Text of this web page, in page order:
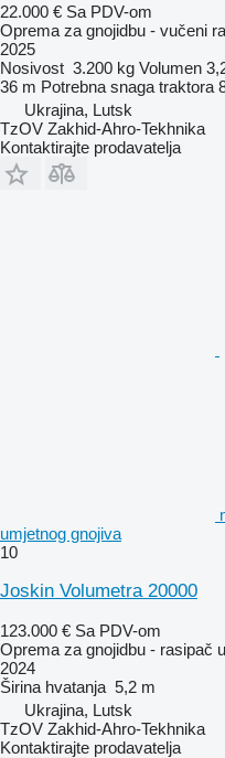
22.000 € Sa PDV-om
Oprema za gnojidbu - vučeni
2025
Nosivost 3.200 kg Volumen
36 m Potrebna snaga traktora
Ukrajina, Lutsk
TzOV Zakhid-Ahro-Tekhnika
Kontaktirajte prodavatelja
umjetnog gnojiva
10
Joskin Volumetra 20000
123.000 € Sa PDV-om
Oprema za gnojidbu - rasipač
2024
Širina hvatanja 5,2 m
Ukrajina, Lutsk
TzOV Zakhid-Ahro-Tekhnika
Kontaktirajte prodavatelja